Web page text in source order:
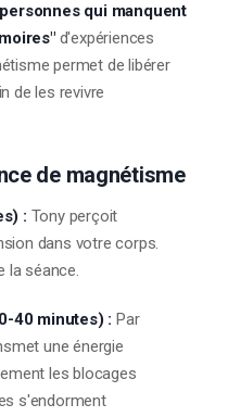
qui manquent
d'expériences
permet de libérer
de les revivre
de magnétisme
: Tony perçoit
dans votre corps.
la séance.
40 minutes) : Par
une énergie
les blocages
s'endorment